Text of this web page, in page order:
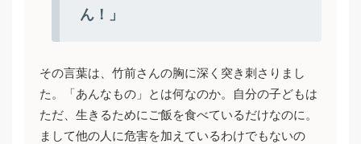
ん！」
その言葉は、竹前さんの胸に深く突き刺さりまし
た。「あんなもの」とは何なのか。自分の子どもは
ただ、生きるためにご飯を食べているだけなのに。
まして他の人に危害を加えているわけでもないの